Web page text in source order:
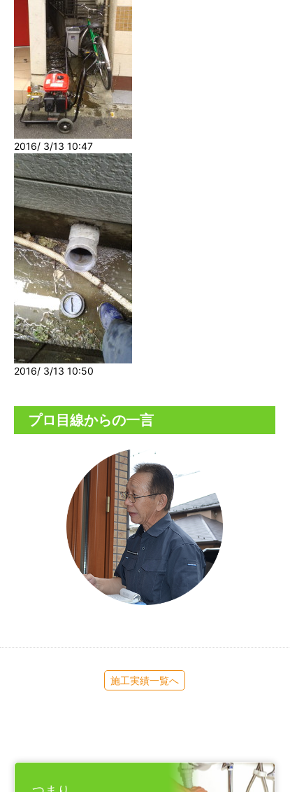
2016/ 3/13 10:47
2016/ 3/13 10:50
プロ目線からの一言
施工実績一覧へ